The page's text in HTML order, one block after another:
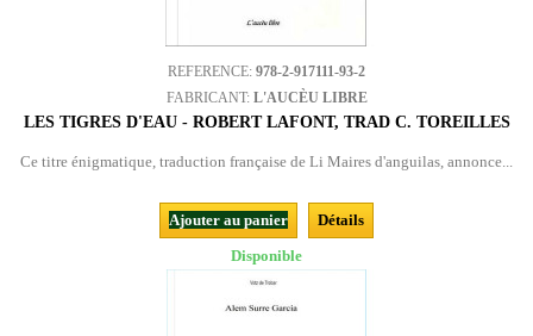
REFERENCE: 978-2-917111-93-2
FABRICANT: L'AUCÈU LIBRE
LES TIGRES D'EAU - ROBERT LAFONT, TRAD C. TOREILLES
Ce titre énigmatique, traduction française de Li Maires d'anguilas, annonce...
Ajouter au panier
Détails
Disponible